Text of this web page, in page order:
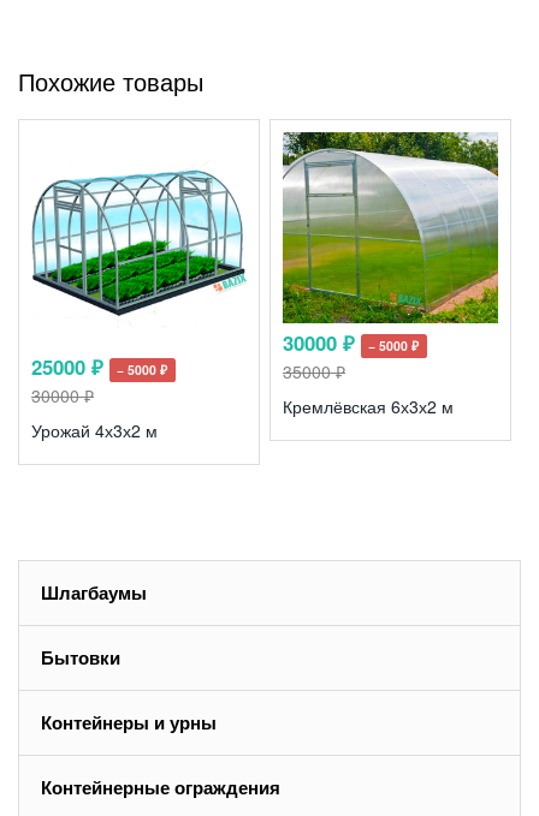
Похожие товары
25000 ₽ − 5000 ₽
30000 ₽
Урожай 4х3х2 м
30000 ₽ − 5000 ₽
35000 ₽
Кремлёвская 6х3х2 м
Шлагбаумы
Бытовки
Контейнеры и урны
Контейнерные ограждения